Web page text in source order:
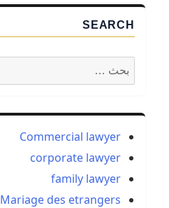
SEARCH
البحث
عن:
Commercial lawyer
corporate lawyer
family lawyer
Mariage des etrangers